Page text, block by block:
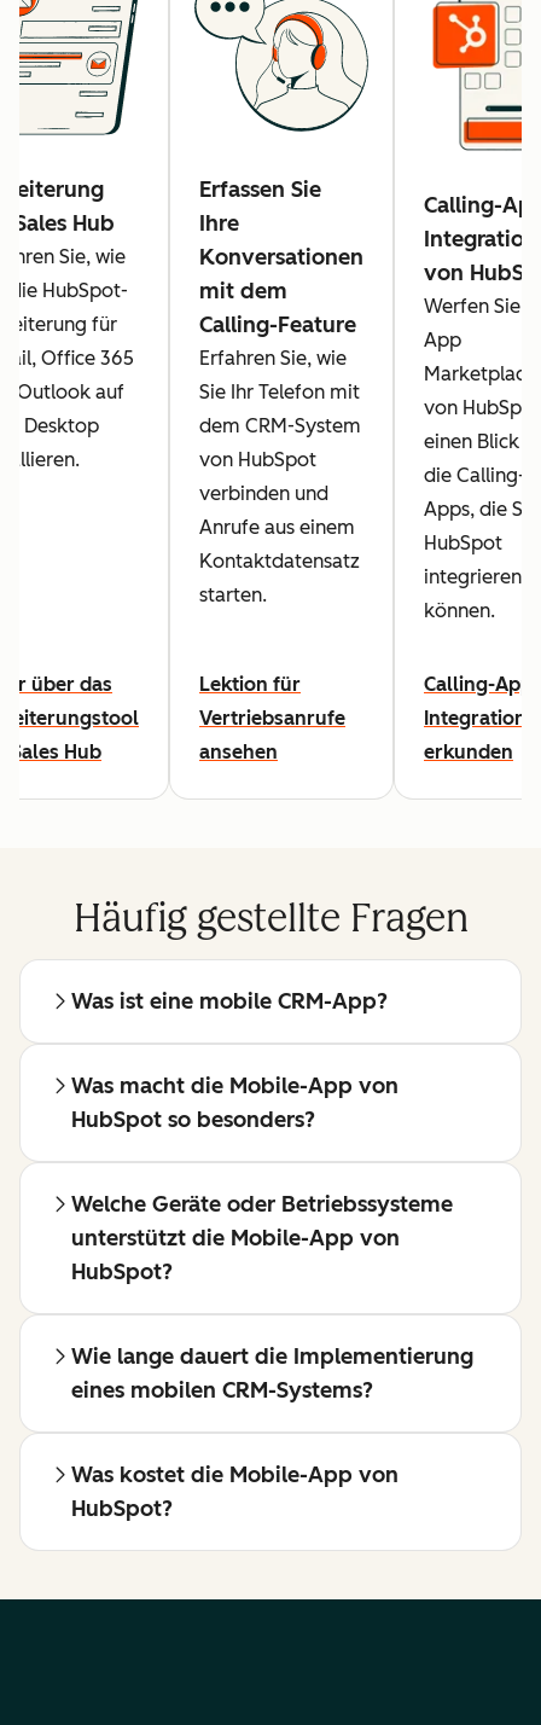
Sales Hub
Sie, wie
die HubSpot-
für
Office 365
Outlook auf
Desktop
über das
Sales Hub
Erfassen Sie
Ihre
Konversationen
mit dem
Calling-Feature
Erfahren Sie, wie
Sie Ihr Telefon mit
dem CRM-System
von HubSpot
verbinden und
Anrufe aus einem
Kontaktdatensatz
starten.
Lektion für
Vertriebsanrufe
ansehen
Calling-
von
Werfen Sie
App
Marketplace
von HubSpot
einen Blick
die Calling-
Apps, die
HubSpot
integrieren
können.
Calling-App-
erkunden
Häufig gestellte Fragen
Was ist eine mobile CRM-App?
Was macht die Mobile-App von
HubSpot so besonders?
Welche Geräte oder Betriebssysteme
unterstützt die Mobile-App von
HubSpot?
Wie lange dauert die Implementierung
eines mobilen CRM-Systems?
Was kostet die Mobile-App von
HubSpot?